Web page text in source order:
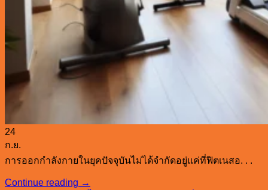
24
ก.ย.
การออกกำลังกายในยุคปัจจุบันไม่ได้จำกัดอยู่แค่ที่ฟิตเนสอ. . .
Continue reading →